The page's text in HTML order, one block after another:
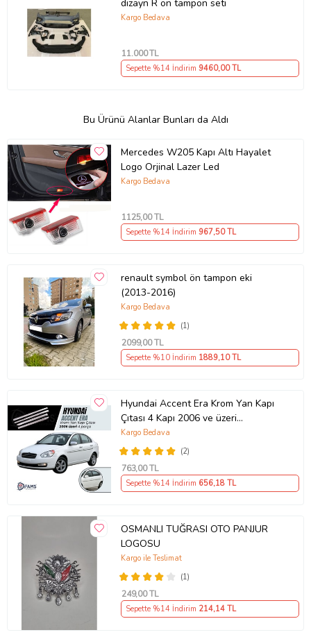
dizayn R ön tampon seti
Kargo Bedava
11.000TL
Sepette %14 İndirim 9460,00 TL
Bu Ürünü Alanlar Bunları da Aldı
Mercedes W205 Kapı Altı Hayalet
Logo Orjinal Lazer Led
Kargo Bedava
1125,00 TL
Sepette %14 İndirim 967,50 TL
renault symbol ön tampon eki
(2013-2016)
(1)
Kargo Bedava
2099,00 TL
Sepette %10 İndirim 1889,10 TL
Hyundai Accent Era Krom Yan Kapı
Çıtası 4 Kapı 2006 ve üzeri
Paslanmaz Çelik
(2)
Kargo Bedava
763,00 TL
Sepette %14 İndirim 656,18 TL
OSMANLI TUĞRASI OTO PANJUR
LOGOSU
(1)
Kargo ile Teslimat
249,00 TL
Sepette %14 İndirim 214,14 TL